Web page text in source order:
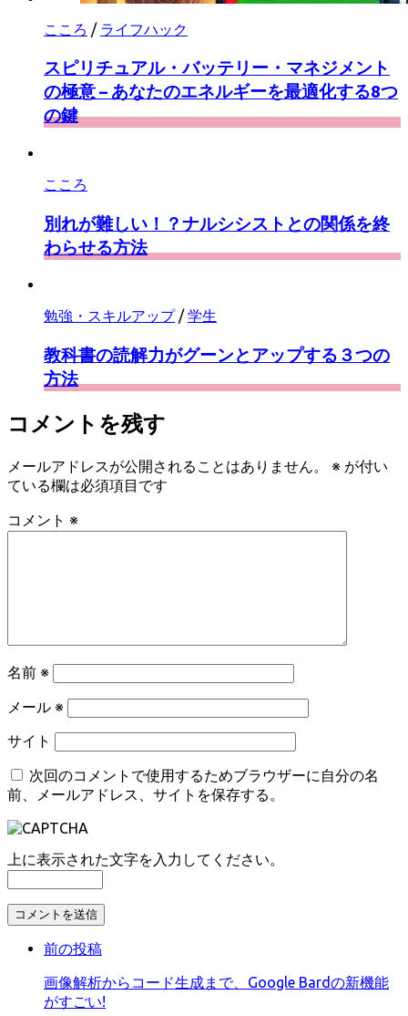
こころ / ライフハック
スピリチュアル・バッテリー・マネジメント
の極意 – あなたのエネルギーを最適化する8つ
の鍵
こころ
別れが難しい！？ナルシシストとの関係を終
わらせる方法
勉強・スキルアップ/ 学生
教科書の読解力がグーンとアップする３つの
方法
コメントを残す
メールアドレスが公開されることはありません。 ※ が付い
ている欄は必須項目です
コメント ※
名前 ※
メール ※
サイト
次回のコメントで使用するためブラウザーに自分の名
前、メールアドレス、サイトを保存する。
上に表示された文字を入力してください。
コ
メ
す
る
前の投稿
画像解析からコード生成まで、Google Bardの新機能
がすごい!